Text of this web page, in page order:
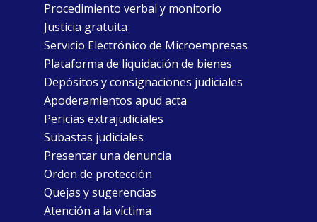
Procedimiento verbal y monitorio
Justicia gratuita
Servicio Electrónico de Microempresas
Plataforma de liquidación de bienes
Depósitos y consignaciones judiciales
Apoderamientos apud acta
Pericias extrajudiciales
Subastas judiciales
Presentar una denuncia
Orden de protección
Quejas y sugerencias
Atención a la víctima